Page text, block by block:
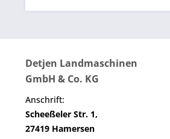
Detjen Landmaschinen
GmbH & Co. KG
Anschrift:
Scheeßeler Str. 1,
27419 Hamersen